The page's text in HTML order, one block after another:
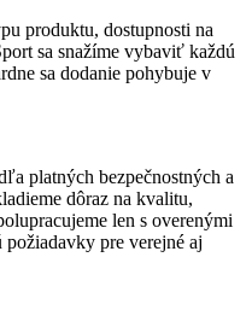
produktu, dostupnosti na
sa snažíme vybaviť každú
sa dodanie pohybuje v
platných bezpečnostných a
dôraz na kvalitu,
len s overenými
pre verejné aj